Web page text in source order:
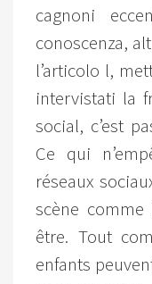
cagnoni
conoscenza,
l’articolo l,
intervistati la
social, c’est
Ce qui
réseaux
scène comme
être. Tout
enfants